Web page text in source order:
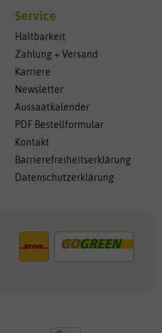
Service
Haltbarkeit
Zahlung + Versand
Karriere
Newsletter
Aussaatkalender
PDF Bestellformular
Kontakt
Barrierefreiheitserklärung
Datenschutzerklärung